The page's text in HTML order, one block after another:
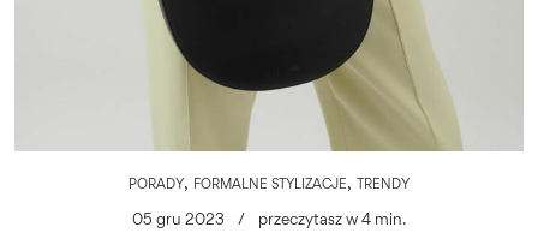
PORADY, FORMALNE STYLIZACJE, TRENDY
05 gru 2023 / przeczytasz w 4 min.